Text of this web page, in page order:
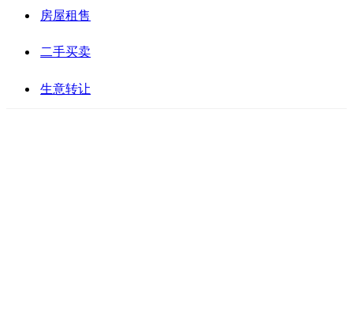
房屋租售
二手买卖
生意转让